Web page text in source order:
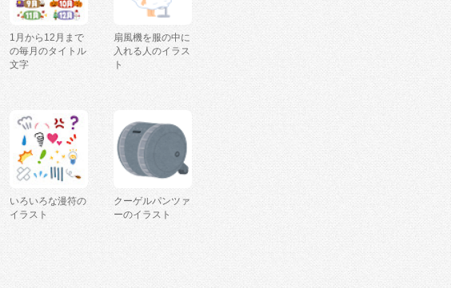
1月から12月まで
の毎月のタイトル
文字
扇風機を服の中に
入れる人のイラス
ト
いろいろな漫符の
イラスト
クーゲルパンツァ
ーのイラスト